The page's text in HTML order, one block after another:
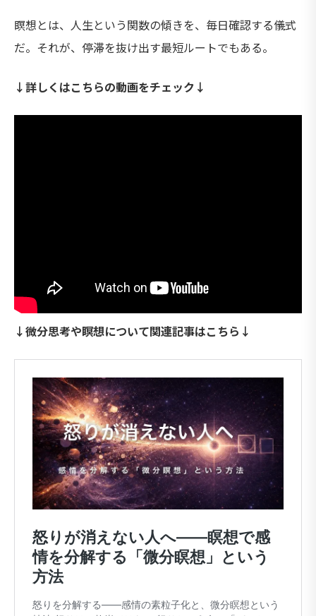
瞑想とは、人生という関数の傾きを、毎日確認する儀式
だ。それが、停滞を抜け出す最短ルートでもある。
↓詳しくはこちらの動画をチェック↓
↓微分思考や瞑想について関連記事はこちら↓